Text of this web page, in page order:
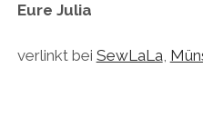
Eure Julia
verlinkt bei SewLaLa,